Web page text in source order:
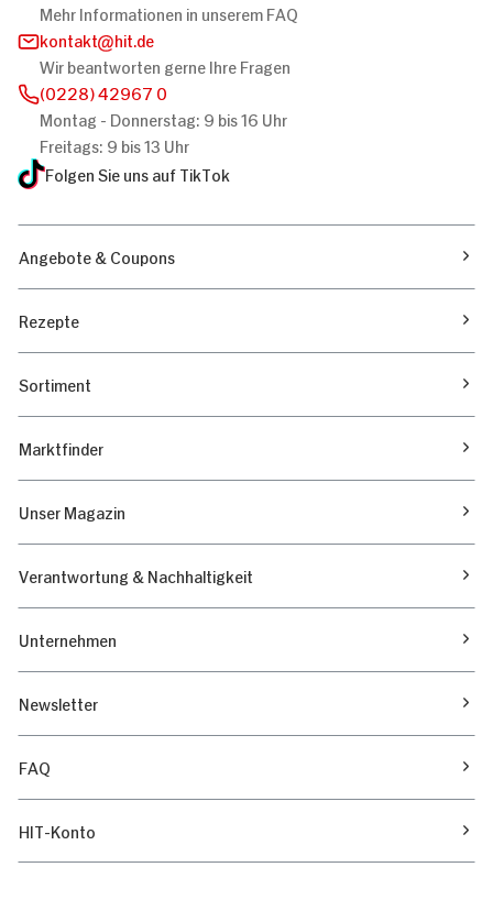
Mehr Informationen in unserem FAQ
kontakt
hit.de
Wir beantworten gerne Ihre Fragen
(0228) 42967 0
Montag - Donnerstag: 9 bis 16 Uhr
Freitags: 9 bis 13 Uhr
Folgen Sie uns auf TikTok
Angebote & Coupons
Rezepte
Sortiment
Marktfinder
Unser Magazin
Verantwortung & Nachhaltigkeit
Unternehmen
Newsletter
FAQ
HIT-Konto